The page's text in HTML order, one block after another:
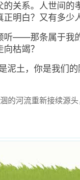
关系。人世间的
明白？又有多少
听——那条属于我
枯竭？
泥土，你是我们
的河流重新接续源